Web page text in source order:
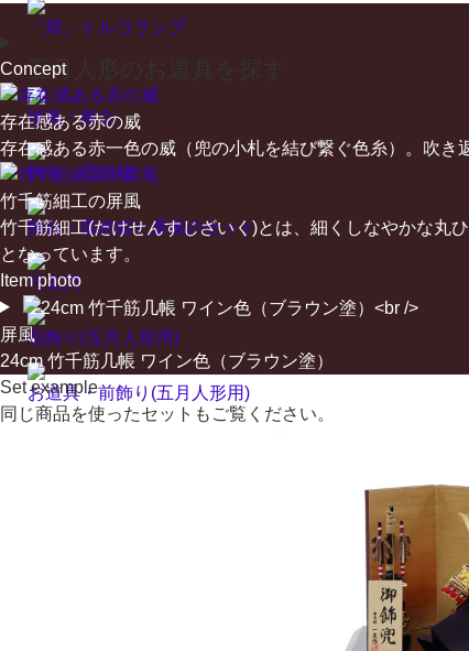
「煌」トルコランプ
五月人形のお道具を探す
屏風・衝立
飾台・収納箱
飾台・収納箱と屏風のセット
弓太刀
花飾り(五月人形用)
お道具・前飾り(五月人形用)
Concept
存在感ある赤の威
存在感ある赤一色の威（兜の小札を結び繋ぐ色糸）。吹き
竹千筋細工の屏風
竹千筋細工(たけせんすじざいく)とは、細くしなやかな丸
となっています。
Item photo
屏風
24cm 竹千筋几帳 ワイン色（ブラウン塗）
Set example
同じ商品を使ったセットもご覧ください。